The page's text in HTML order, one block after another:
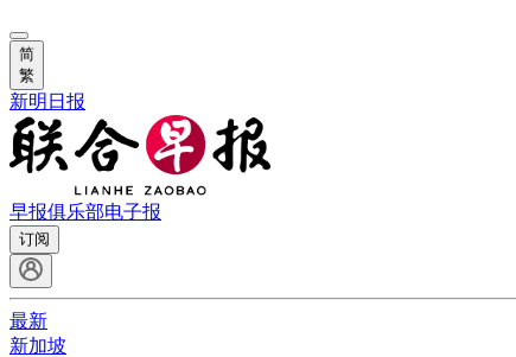
简
繁
新明日报
早报俱乐部电子报
订阅
最新
新加坡